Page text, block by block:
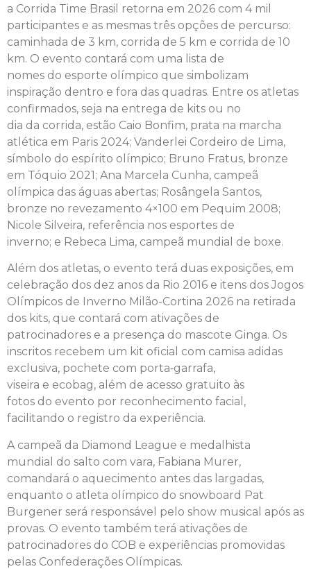
a Corrida Time Brasil
retorna em 2026 com 4 mil
participantes e as mesmas três opções de percurso:
caminhada de 3 km, corrida de 5 km e corrida de 10
km. O evento contará com uma lista de
nomes do esporte olímpico que simbolizam
inspiração dentro e fora das quadras. Entre os atletas
confirmados, seja na entrega de kits ou no
dia da corrida, estão Caio Bonfim, prata na marcha
atlética em Paris 2024; Vanderlei Cordeiro de Lima,
símbolo do espírito olímpico; Bruno Fratus, bronze
em Tóquio 2021; Ana Marcela Cunha, campeã
olímpica das águas abertas; Rosângela Santos,
bronze no revezamento 4×100 em Pequim 2008;
Nicole Silveira, referência nos esportes de
inverno; e Rebeca Lima, campeã mundial de boxe.
Além dos atletas, o evento terá duas exposições, em
celebração dos dez anos da Rio 2016 e itens dos Jogos
Olímpicos de Inverno Milão-Cortina 2026 na retirada
dos kits, que contará com ativações de
patrocinadores e a presença do mascote Ginga. Os
inscritos recebem um kit oficial com camisa adidas
exclusiva, pochete com porta‑garrafa,
viseira e ecobag, além de acesso gratuito às
fotos do evento por reconhecimento facial,
facilitando o registro da experiência.
A campeã da Diamond League e medalhista
mundial do salto com vara, Fabiana Murer,
comandará o aquecimento antes das largadas,
enquanto o atleta olímpico do snowboard Pat
Burgener será responsável pelo show musical após as
provas. O evento também terá ativações de
patrocinadores do COB e experiências promovidas
pelas Confederações Olímpicas.